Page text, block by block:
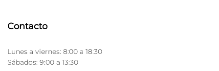
Contacto
Lunes a viernes: 8:00 a 18:30
Sábados: 9:00 a 13:30